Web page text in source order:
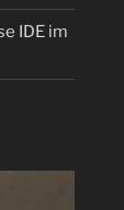
IDE im